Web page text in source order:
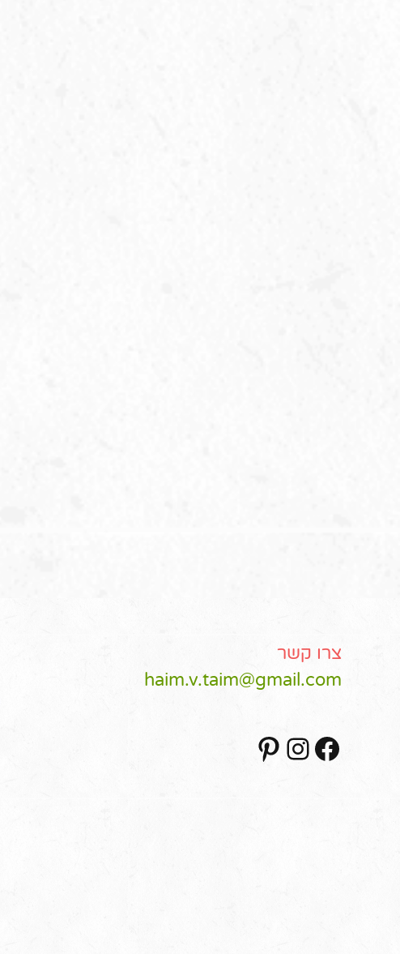
צרו קשר
haim.v.taim@gmail.com
Facebook
Instagram